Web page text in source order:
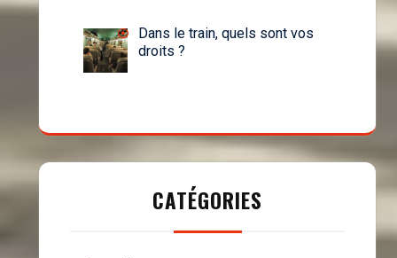
Dans le train, quels sont vos
droits ?
CATÉGORIES